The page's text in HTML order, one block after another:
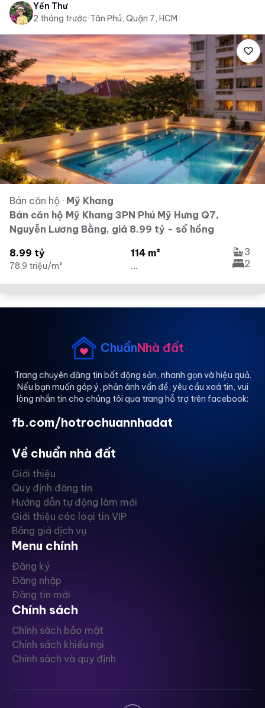
Yến Thư
2 tháng trước·Tân Phú, Quận 7, HCM
Bán căn hộ · Mỹ Khang
Bán căn hộ Mỹ Khang 3PN Phú Mỹ Hưng Q7,
Nguyễn Lương Bằng, giá 8.99 tỷ - sổ hồng
8.99 tỷ
78.9 triệu/m²
114 m²
...
3
2
ChuẩnNhà đất
Trang chuyên đăng tin bất động sản, nhanh gọn và hiệu quả.
Nếu bạn muốn góp ý, phản ánh vấn đề, yêu cầu xoá tin, vui
lòng nhắn tin cho chúng tôi qua trang hỗ trợ trên facebook:
fb.com/hotrochuannhadat
Về chuẩn nhà đất
Giới thiệu
Quy định đăng tin
Hướng dẫn tự động làm mới
Giới thiệu các loại tin VIP
Bảng giá dịch vụ
Menu chính
Đăng ký
Đăng nhập
Đăng tin mới
Chính sách
Chính sách bảo mật
Chính sách khiếu nại
Chính sách và quy định